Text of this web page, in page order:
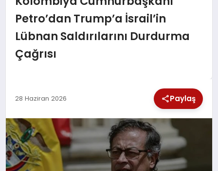
EKONOMI
SPOR
Petro’dan Trump’a İsrail’in
Lübnan Saldırılarını Durdurma
Çağrısı
28 Haziran 2026 Paylaş